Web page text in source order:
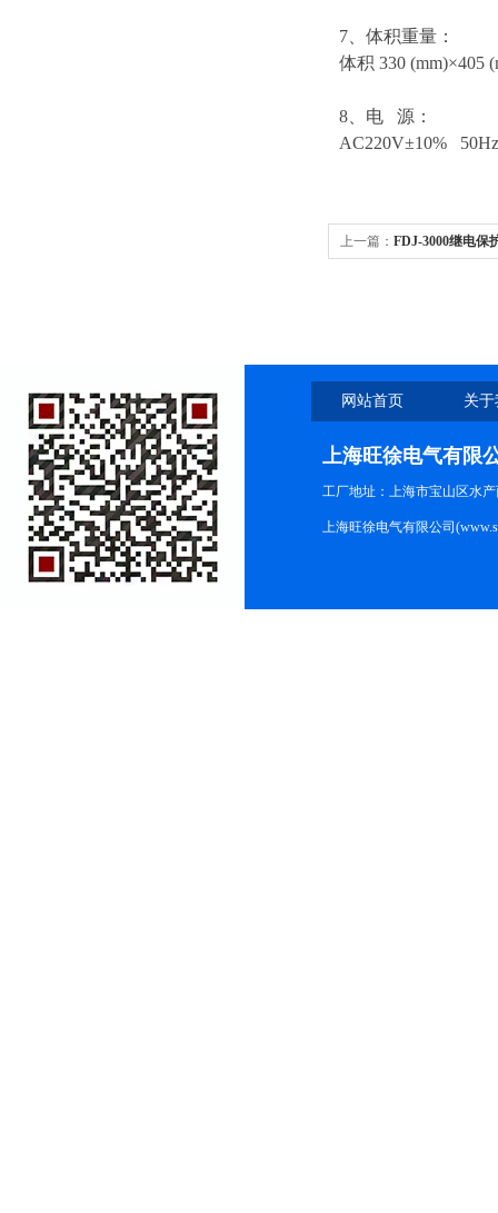
7、体积重量：
体积 330 (mm)×405
8、电 源：
AC220V±10%
上一篇： FDJ-3000继电保
网站首页 关
上海旺徐电气有限
工厂地址：上海市宝山区水产
上海旺徐电气有限公司